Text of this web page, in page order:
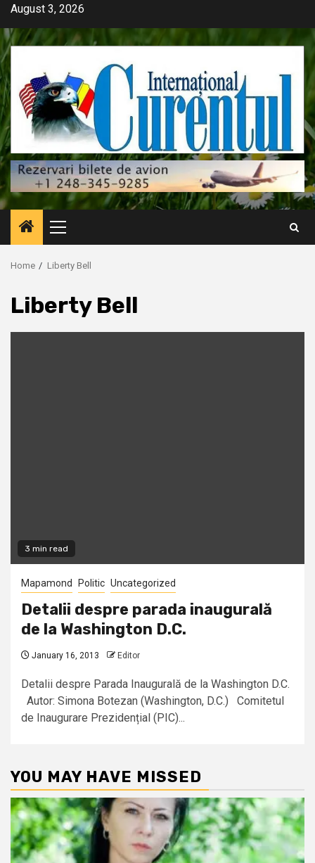
Skip
content
August 3, 2026
Primary
Menu
Home Liberty Bell
Liberty Bell
3 min read
Mapamond Politic Uncategorized
Detalii despre parada inaugurală
de la Washington D.C.
January 16, 2013 Editor
Detalii despre Parada Inaugurală de la Washington D.C.
Autor: Simona Botezan (Washington, D.C.) Comitetul
de Inaugurare Prezidențial (PIC)...
YOU MAY HAVE MISSED